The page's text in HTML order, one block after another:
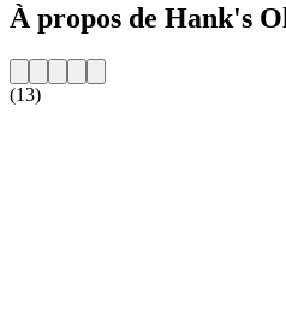
À propos de Hank's
(13)